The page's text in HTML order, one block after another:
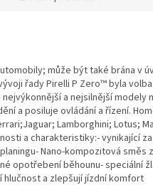
může být také brána v
řady Pirelli P Zero™ byla
a nejsilnější modely
a posiluje ovládání a řízení.
Lamborghini; Lotus;
a charakteristiky:- vynikající
Nano-kompozitová směs
opotřebení běhounu- speciální
hlučnost a zlepšují jízdní komfort